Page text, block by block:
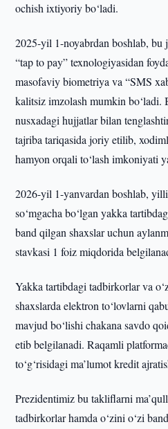
ochish ixtiyoriy bo‘ladi.
2025-yil 1-noyabrdan boshlab, bu
“tap to pay” texnologiyasidan
masofaviy biometriya va “SMS
kalitsiz imzolash mumkin bo‘ladi.
nusxadagi hujjatlar bilan
tajriba tariqasida joriy etilib,
hamyon orqali to‘lash imkoniyati
2026-yil 1-yanvardan boshlab,
so‘mgacha bo‘lgan yakka
band qilgan shaxslar uchun
stavkasi 1 foiz miqdorida
Yakka tartibdagi tadbirkorlar va
shaxslarda elektron to‘lovlarni
mavjud bo‘lishi chakana savdo
etib belgilanadi. Raqamli
to‘g‘risidagi ma’lumot kredit
Prezidentimiz bu takliflarni
tadbirkorlar hamda o‘zini o‘zi